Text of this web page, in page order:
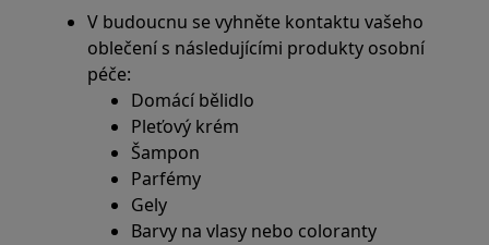
V budoucnu se vyhněte kontaktu vašeho
oblečení s následujícími produkty osobní
péče:
Domácí bělidlo
Pleťový krém
Šampon
Parfémy
Gely
Barvy na vlasy nebo coloranty